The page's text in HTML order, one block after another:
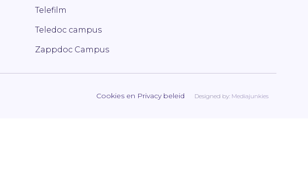
Telefilm
Teledoc campus
Zappdoc Campus
Cookies en Privacy beleid Designed by: Mediajunkies